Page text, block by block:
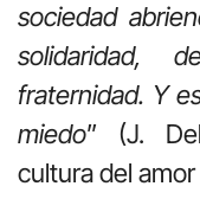
sociedad
solidaridad,
fraternidad. Y
miedo” (J.
cultura del